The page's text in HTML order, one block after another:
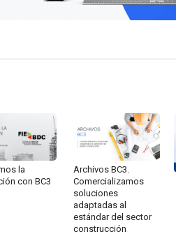
la
con BC3
Archivos BC3.
Comercializamos
soluciones
adaptadas al
estándar del sector
construcción